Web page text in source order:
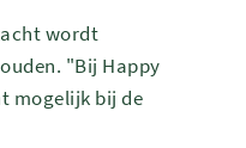
wordt
"Bij Happy
mogelijk bij de